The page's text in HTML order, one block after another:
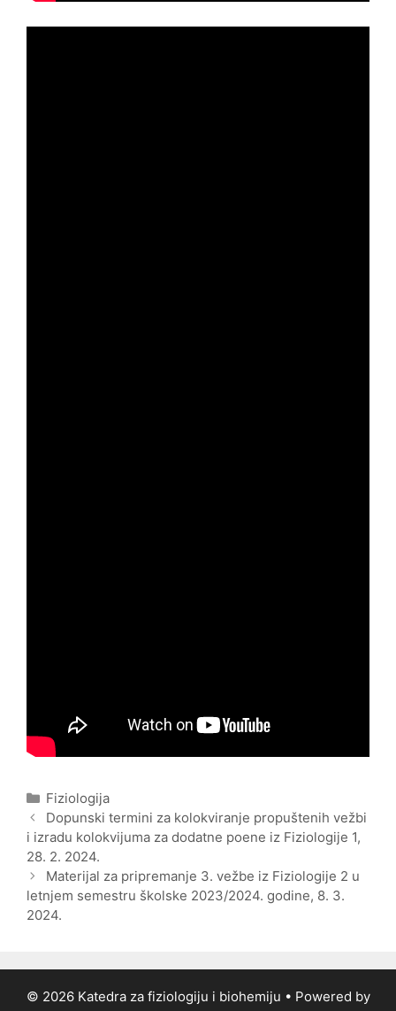
Categories
Fiziologija
Post
navigation
Dopunski termini za kolokviranje propuštenih vežbi
i izradu kolokvijuma za dodatne poene iz Fiziologije 1,
28. 2. 2024.
Materijal za pripremanje 3. vežbe iz Fiziologije 2 u
letnjem semestru školske 2023/2024. godine, 8. 3.
2024.
© 2026 Katedra za fiziologiju i biohemiju • Powered by